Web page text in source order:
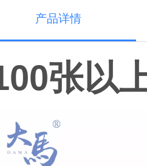
产品详情
张以